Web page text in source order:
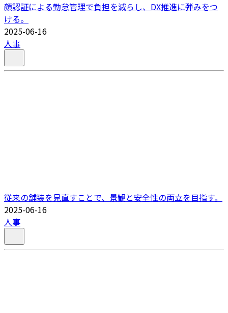
顔認証による勤怠管理で負担を減らし、DX推進に弾みをつ
ける。
2025-06-16
人事
従来の舗装を見直すことで、景観と安全性の両立を目指す。
2025-06-16
人事